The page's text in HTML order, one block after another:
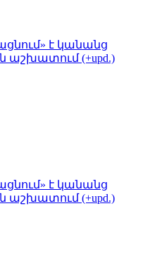
է կանանց
աշխատում (+upd.)
է կանանց
աշխատում (+upd.)